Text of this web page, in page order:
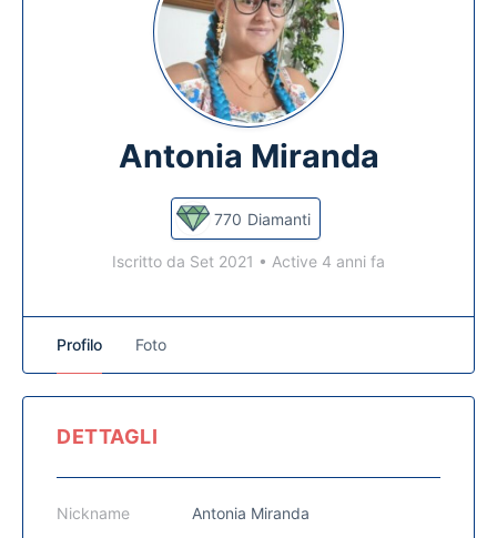
Antonia Miranda
770 Diamanti
Iscritto da Set 2021 • Active 4 anni fa
Profilo Foto
DETTAGLI
Nickname Antonia Miranda